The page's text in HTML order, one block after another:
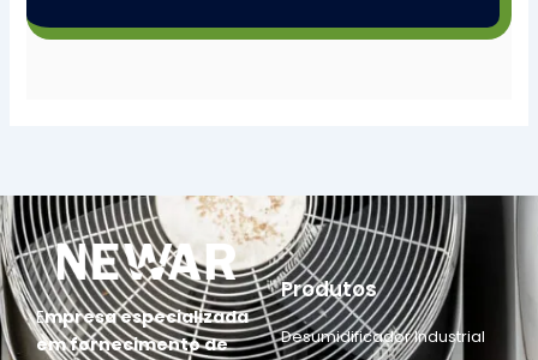
Empresa especializada
em fornecimento de
Produtos
Desumidificador Industrial